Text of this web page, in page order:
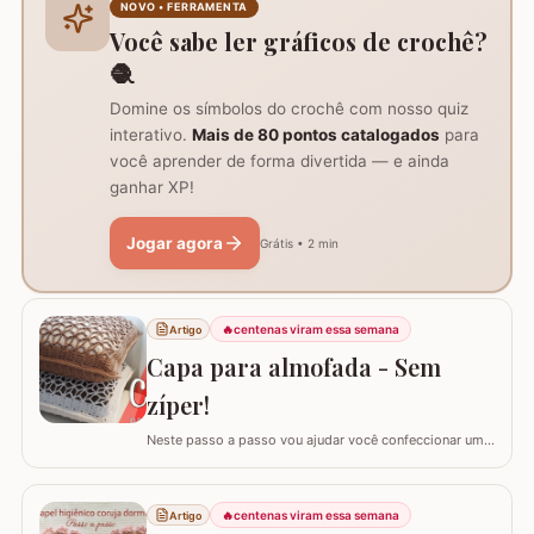
algumas poucas diferenças e também para auxil
NOVO • FERRAMENTA
Você sabe ler gráficos de crochê?
🧶
Domine os símbolos do crochê com nosso quiz
interativo. Mais de 80 pontos catalogados para
você aprender de forma divertida — e ainda
ganhar XP!
Jogar agora Grátis • 2 min
Artigo 🔥centenas viram essa semana
Capa para almofada - Sem
zíper!
Neste passo a passo vou ajudar você confeccionar uma
fechar. Ela é toda feita apenas em crochê mas, não
vamos abrir mão da praticidade de tirar a capa quando
precisar lavar. Utilizei o fio Barroco Maxcolor nº6 da
Artigo 🔥centenas viram essa semana